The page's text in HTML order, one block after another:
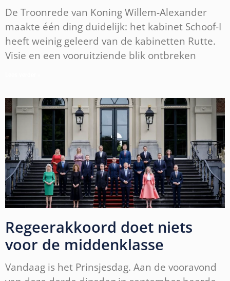
De Troonrede van Koning Willem-Alexander
maakte één ding duidelijk: het kabinet Schoof-I
heeft weinig geleerd van de kabinetten Rutte.
Visie en een vooruitziende blik ontbreken
Regeerakkoord doet niets
voor de middenklasse
Vandaag is het Prinsjesdag. Aan de vooravond